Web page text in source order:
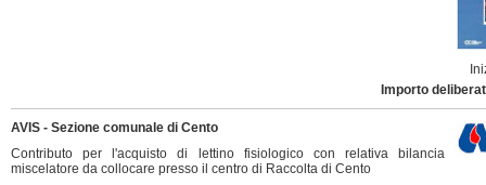
Importo
AVIS - Sezione comunale di Cento
Contributo per l'acquisto di lettino fisiologico con relativa bilancia
miscelatore da collocare presso il centro di Raccolta di Cento